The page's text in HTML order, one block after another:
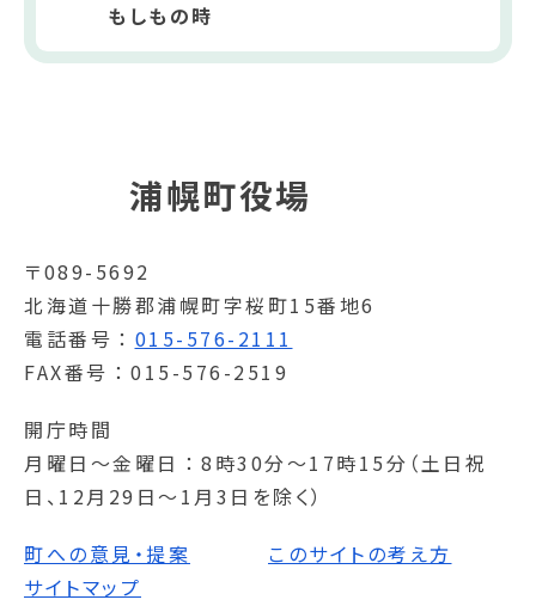
もしもの時
浦幌町役場
〒089-5692
北海道十勝郡浦幌町字桜町15番地6
電話番号
015-576-2111
FAX番号
015-576-2519
開庁時間
月曜日～金曜日
8時30分～17時15分（土日祝
日、12月29日～1月3日を除く）
町への意見・提案
このサイトの考え方
サイトマップ